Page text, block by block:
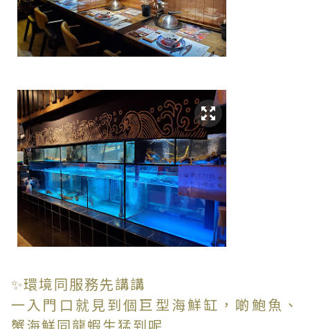
✨環境同服務先講講
一入門口就見到個巨型海鮮缸，啲鮑魚、
蟹海鮮同龍蝦生猛到呢